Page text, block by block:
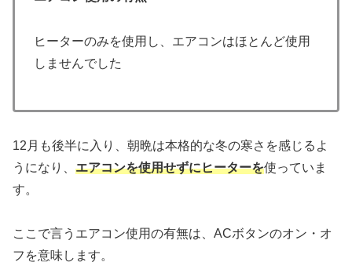
ヒーターのみを使用し、エアコンはほとんど使用
しませんでした
12月も後半に入り、朝晩は本格的な冬の寒さを感じるよ
うになり、 エアコンを使用せずにヒーターを使っていま
す。
ここで言うエアコン使用の有無は、ACボタンのオン・オ
フを意味します。